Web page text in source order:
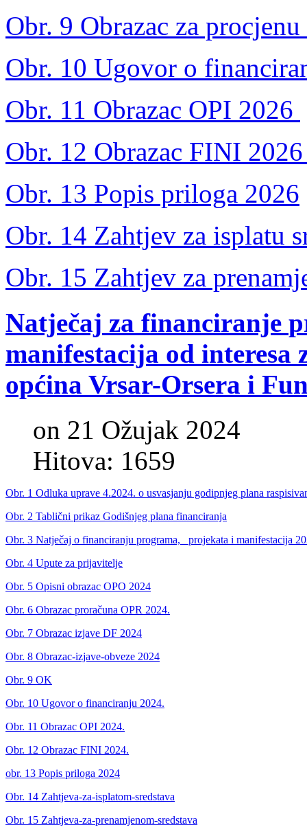
Obr. 9 Obrazac za
Obr. 10 Ugovor o
Obr. 11 Obrazac OPI 2026
Obr. 12 Obrazac FINI
Obr. 13 Popis priloga 2026
Obr. 14 Zahtjev za isplatu
Obr. 15 Zahtjev za
Natječaj za financiranje
manifestacija od interesa
općina Vrsar-Orsera i
on 21 Ožujak 2024
Hitova: 1659
Obr. 1 Odluka uprave 4.2024. o usvasjanju godipnjeg plana
Obr. 2 Tablični prikaz Godišnjeg plana financiranja
Obr. 3 Natječaj o financiranju programa,_ projekata i manifestacija
Obr. 4 Upute za prijavitelje
Obr. 5 Opisni obrazac OPO 2024
Obr. 6 Obrazac proračuna OPR 2024.
Obr. 7 Obrazac izjave DF 2024
Obr. 8 Obrazac-izjave-obveze 2024
Obr. 9 OK
Obr. 10 Ugovor o financiranju 2024.
Obr. 11 Obrazac OPI 2024.
Obr. 12 Obrazac FINI 2024.
obr. 13 Popis priloga 2024
Obr. 14 Zahtjeva-za-isplatom-sredstava
Obr. 15 Zahtjeva-za-prenamjenom-sredstava